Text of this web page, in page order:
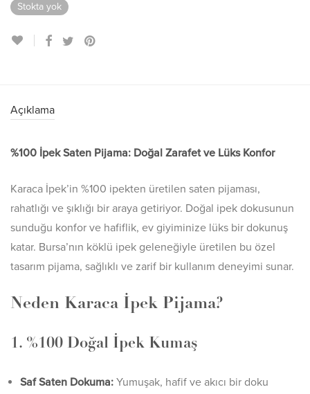
Stokta yok
Açıklama
%100 İpek Saten Pijama: Doğal Zarafet ve Lüks Konfor
Karaca İpek’in %100 ipekten üretilen saten pijaması,
rahatlığı ve şıklığı bir araya getiriyor. Doğal ipek dokusunun
sunduğu konfor ve hafiflik, ev giyiminize lüks bir dokunuş
katar. Bursa’nın köklü ipek geleneğiyle üretilen bu özel
tasarım pijama, sağlıklı ve zarif bir kullanım deneyimi sunar.
Neden Karaca İpek Pijama?
1. %100 Doğal İpek Kumaş
Saf Saten Dokuma: Yumuşak, hafif ve akıcı bir doku